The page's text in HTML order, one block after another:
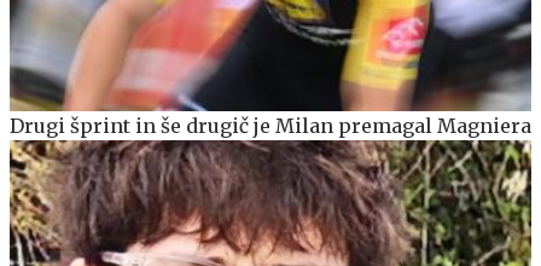
Drugi šprint in še drugič je Milan premagal Magniera